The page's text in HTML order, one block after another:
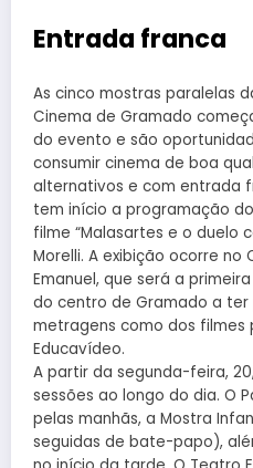
Entrada franca
As cinco mostras paralelas
Cinema de Gramado
do evento e são
consumir cinema de boa
alternativos e com entrada
tem início a programação
filme “Malasartes e o duelo
Morelli. A exibição ocorre no
Emanuel, que será a
do centro de Gramado a
metragens como dos filmes
Educavídeo.
A partir da segunda-feira,
sessões ao longo do dia. O
pelas manhãs, a Mostra
seguidas de bate-papo),